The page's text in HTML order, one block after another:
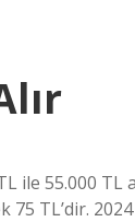
ile 55.000 TL
75 TL’dir. 2024